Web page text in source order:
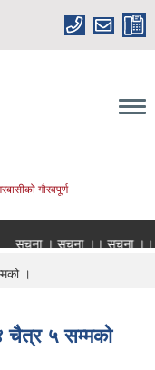
गौरवपूर्ण
सूचना । सूचना ।। सूचना ।।।
।
चैत्र ५ सम्मको